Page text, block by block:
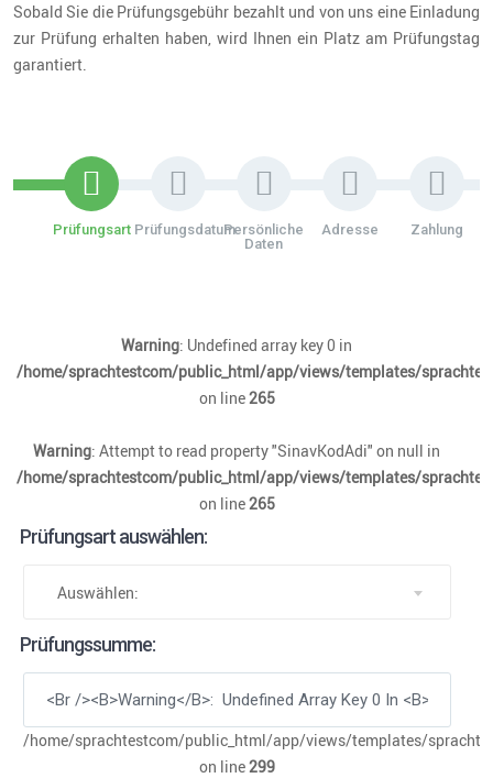
Sobald Sie die Prüfungsgebühr bezahlt und von uns eine Einladung
zur Prüfung erhalten haben, wird Ihnen ein Platz am Prüfungstag
garantiert.
Prüfungsart PrüfungsdatumPersönliche
Daten
Adresse Zahlung
Warning : Undefined array key 0 in
/home/sprachtestcom/public_html/app/views/templates/
on line265
Warning : Attempt to read property "SinavKodAdi" on null in
/home/sprachtestcom/public_html/app/views/templates/
on line265
Prüfungsart auswählen:
Auswählen:
Prüfungssumme:
/home/sprachtestcom/public_html/app/views/templates/
on line299